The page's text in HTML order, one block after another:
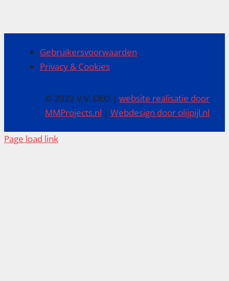
Gebruikersvoorwaarden
Privacy & Cookies
© 2022 V.V. DEO |website realisatie door
MMProjects.nl |Webdesign door olijpijl.nl
Page load link